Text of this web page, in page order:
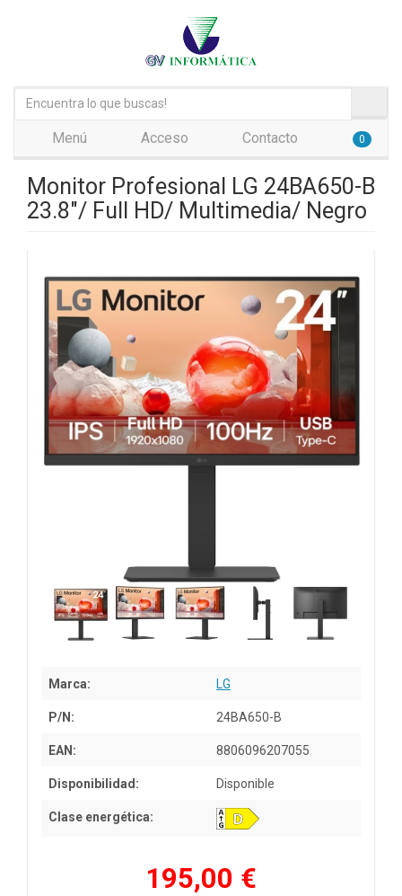
Menú Acceso Contacto 0
Monitor Profesional LG 24BA650-B
23.8"/ Full HD/ Multimedia/ Negro
Marca: LG
P/N: 24BA650-B
EAN: 8806096207055
Disponibilidad: Disponible
Clase energética:
195,00 €